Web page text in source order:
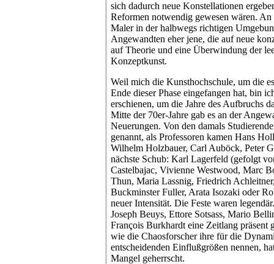
sich dadurch neue Konstellationen
Reformen notwendig gewesen wären.
Maler in der halbwegs richtigen
Angewandten eher jene, die auf neue
auf Theorie und eine Überwindung der
Konzeptkunst.
Weil mich die Kunsthochschule, um die
Ende dieser Phase eingefangen hat, bin
erschienen, um die Jahre des Aufbruchs
Mitte der 70er-Jahre gab es an der
Neuerungen. Von den damals
genannt, als Professoren kamen Hans
Wilhelm Holzbauer, Carl Auböck, Peter
nächste Schub: Karl Lagerfeld (gefolgt
Castelbajac, Vivienne Westwood, Marc
Thun, Maria Lassnig, Friedrich
Buckminster Fuller, Arata Isozaki oder
neuer Intensität. Die Feste waren
Joseph Beuys, Ettore Sotsass, Mario
François Burkhardt eine Zeitlang
wie die Chaosforscher ihre für die
entscheidenden Einflußgrößen nennen,
Mangel geherrscht.